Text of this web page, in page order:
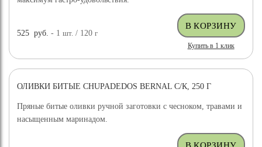
525 руб. - 1шт. / 120г
Купить в 1 клик
ОЛИВКИ БИТЫЕ CHUPADEDOS BERNAL С/К, 250 Г
Пряные битые оливки ручной заготовки с чесноком, травами и
насыщенным маринадом.